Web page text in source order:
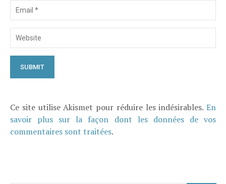
Ce site utilise Akismet pour réduire les indésirables. En
savoir plus sur la façon dont les données de vos
commentaires sont traitées.